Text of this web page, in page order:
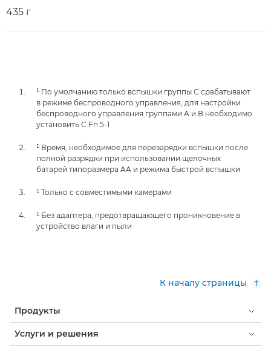
435 г
¹ По умолчанию только вспышки группы C срабатывают
в режиме беспроводного управления, для настройки
беспроводного управления группами A и B необходимо
установить C.Fn 5-1
¹ Время, необходимое для перезарядки вспышки после
полной разрядки при использовании щелочных
батарей типоразмера AA и режима быстрой вспышки
¹ Только с совместимыми камерами
¹ Без адаптера, предотвращающего проникновение в
устройство влаги и пыли
К началу страницы
Продукты
Услуги и решения